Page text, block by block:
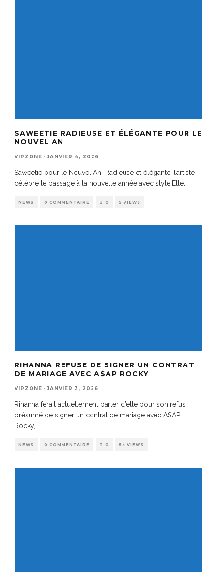
SAWEETIE RADIEUSE ET ÉLÉGANTE POUR LE
NOUVEL AN
VIPZONE · JANVIER 4, 2026
Saweetie pour le Nouvel An Radieuse et élégante, l’artiste
célèbre le passage à la nouvelle année avec style.Elle
NEWS 0 COMMENTAIRE 0 5 VIEWS
RIHANNA REFUSE DE SIGNER UN CONTRAT
DE MARIAGE AVEC A$AP ROCKY
VIPZONE · JANVIER 3, 2026
Rihanna ferait actuellement parler d’elle pour son refus
présumé de signer un contrat de mariage avec A$AP
Rocky,...
NEWS 0 COMMENTAIRE 0 54 VIEWS